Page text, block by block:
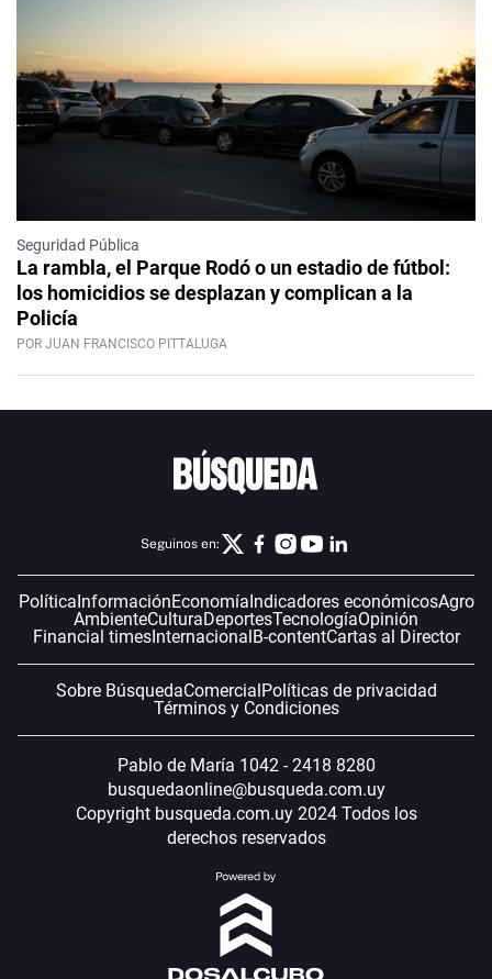
Seguridad Pública
La rambla, el Parque Rodó o un estadio de fútbol:
los homicidios se desplazan y complican a la
Policía
POR JUAN FRANCISCO PITTALUGA
Seguinos en:
Política InformaciónEconomía Indicadores económicosAgro
AmbienteCulturaDeportesTecnologíaOpinión
Financial timesInternacional B-contentCartas al Director
Sobre BúsquedaComercial Políticas de privacidad
Términos y Condiciones
Pablo de María 1042 - 2418 8280
busquedaonline@busqueda.com.uy
Copyright busqueda.com.uy 2024 Todos los
derechos reservados